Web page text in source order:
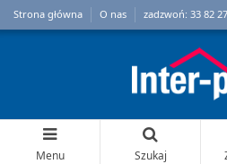
Strona główna O nas zadzwoń: 33 82
Menu Szukaj